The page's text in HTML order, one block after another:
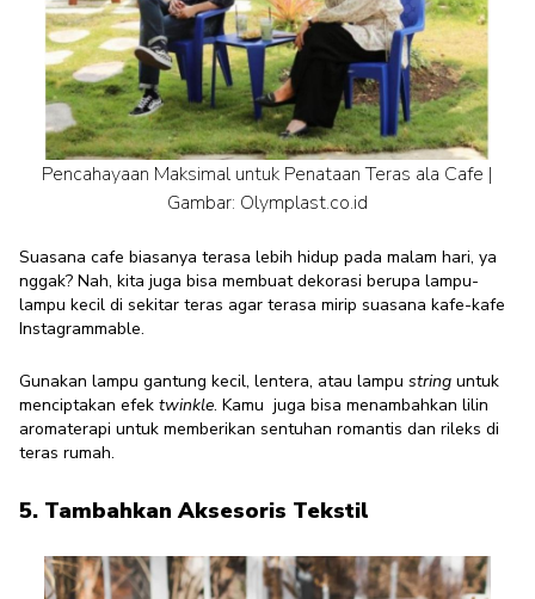
Pencahayaan Maksimal untuk Penataan Teras ala Cafe |
Gambar: Olymplast.co.id
Suasana cafe biasanya terasa lebih hidup pada malam hari, ya
nggak? Nah, kita juga bisa membuat dekorasi berupa lampu-
lampu kecil di sekitar teras agar terasa mirip suasana kafe-kafe
Instagrammable.
Gunakan lampu gantung kecil, lentera, atau lampu string untuk
menciptakan efek twinkle. Kamu juga bisa menambahkan lilin
aromaterapi untuk memberikan sentuhan romantis dan rileks di
teras rumah.
5. Tambahkan Aksesoris Tekstil